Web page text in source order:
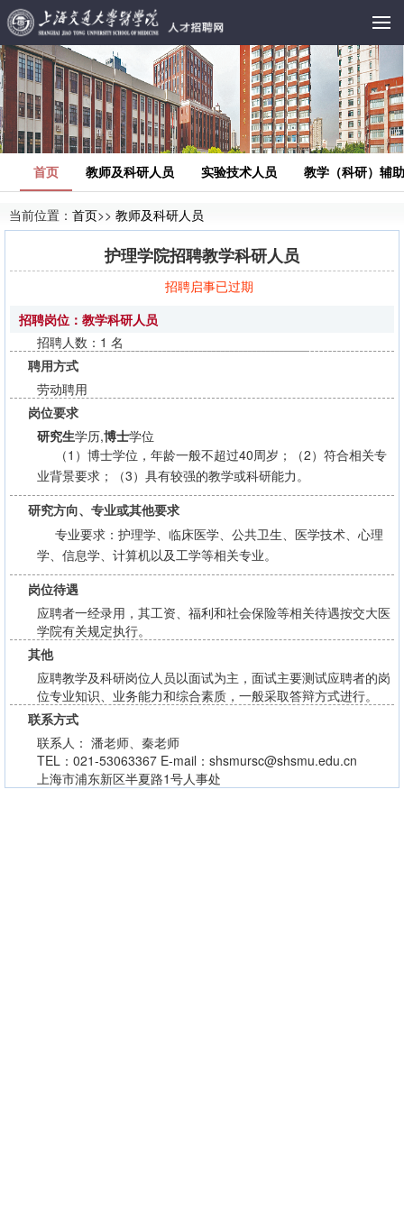
首页 教师及科研人员 实验技术人员 教学（科研）辅
当前位置： 首页>> 教师及科研人员
护理学院招聘教学科研人员
招聘启事已过期
招聘岗位：教学科研人员
招聘人数：1 名
聘用方式
劳动聘用
岗位要求
研究生学历,博士学位
（1）博士学位，年龄一般不超过40周岁；（2）符合相关专
业背景要求；（3）具有较强的教学或科研能力。
研究方向、专业或其他要求
专业要求：护理学、临床医学、公共卫生、医学技术、心理
学、信息学、计算机以及工学等相关专业。
岗位待遇
应聘者一经录用，其工资、福利和社会保险等相关待遇按交大医
学院有关规定执行。
其他
应聘教学及科研岗位人员以面试为主，面试主要测试应聘者的岗
位专业知识、业务能力和综合素质，一般采取答辩方式进行。
联系方式
联系人： 潘老师、秦老师
TEL：021-53063367 E-mail：shsmursc@shsmu.edu.cn
上海市浦东新区半夏路1号人事处